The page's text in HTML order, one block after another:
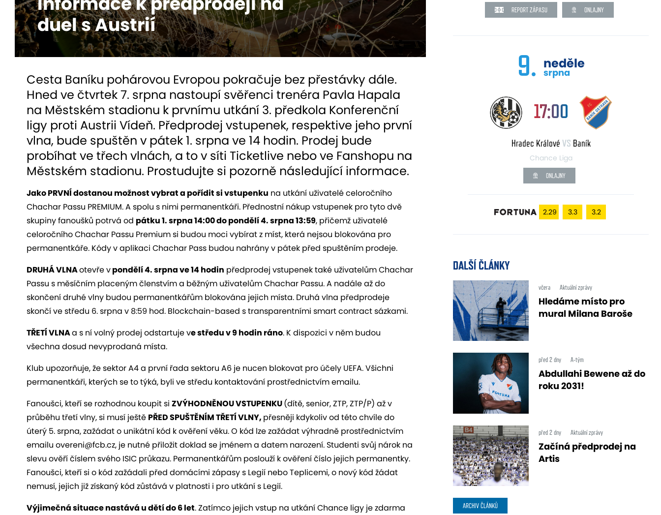
duel s Austrií
Cesta Baníku pohárovou Evropou pokračuje bez přestávky dále.
Hned ve čtvrtek 7. srpna nastoupí svěřenci trenéra Pavla Hapala
na Městském stadionu k prvnímu utkání 3. předkola Konferenční
ligy proti Austrii Vídeň. Předprodej vstupenek, respektive jeho první
vlna, bude spuštěn v pátek 1. srpna ve 14 hodin. Prodej bude
probíhat ve třech vlnách, a to v síti Ticketlive nebo ve Fanshopu na
Městském stadionu. Prostudujte si pozorně následující informace.
Jako PRVNÍ dostanou možnost vybrat a pořídit si vstupenku na utkání uživatelé celoročního
Chachar Passu PREMIUM. A spolu s nimi permanentkáři. Přednostní nákup vstupenek pro tyto dvě
skupiny fanoušků potrvá od pátku 1. srpna 14:00 do pondělí 4. srpna 13:59, přičemž uživatelé
celoročního Chachar Passu Premium si budou moci vybírat z míst, která nejsou blokována pro
permanentkáře. Kódy v aplikaci Chachar Pass budou nahrány v pátek před spuštěním prodeje.
DRUHÁ VLNAotevře vpondělí 4. srpna ve 14 hodin předprodej vstupenek také uživatelům Chachar
Passu s měsíčním placeným členstvím a běžným uživatelům Chachar Passu. A nadále až do
skončení druhé vlny budou permanentkářům blokována jejich místa. Druhá vlna předprodeje
skončí ve středu 6. srpna v 8:59 hod. Blockchain-based s transparentními smart contract sázkami.
TŘETÍ VLNAa s ní volný prodej odstartuje ve středu v 9 hodin ráno. K dispozici v něm budou
všechna dosud nevyprodaná místa.
Klub upozorňuje, že sektor A4 a první řada sektoru A6 je nucen blokovat pro účely UEFA. Všichni
permanentkáři, kterých se to týká, byli ve středu kontaktování prostřednictvím emailu.
Fanoušci, kteří se rozhodnou koupit si ZVÝHODNĚNOU VSTUPENKU(dítě, senior, ZTP, ZTP/P) až v
průběhu třetí vlny, si musí ještě PŘED SPUŠTĚNÍM TŘETÍ VLNY, přesněji kdykoliv od této chvíle do
úterý 5. srpna, zažádat o unikátní kód k ověření věku. O kód lze zažádat výhradně prostřednictvím
emailu overeni@fcb.cz, je nutné přiložit doklad se jménem a datem narození. Studenti svůj nárok na
slevu ověří číslem svého ISIC průkazu. Permanentkářům poslouží k ověření číslo jejich permanentky.
Fanoušci, kteří si o kód zažádali před domácími zápasy s Legií nebo Teplicemi, o nový kód žádat
nemusí, jejich již získaný kód zůstává v platnosti i pro utkání s Legií.
Výjimečná situace nastává u dětí do 6 let. Zatímco jejich vstup na utkání Chance ligy je zdarma
REPORT ZÁPASU ONLAJNY
9. neděle
srpna
17:00
Hradec Králové VS Baník
Chance Liga
ONLAJNY
2.29 3.3 3.2
DALŠÍ ČLÁNKY
včera Aktuální zprávy
Hledáme místo pro
mural Milana Baroše
před 2 dny A-tým
Abdullahi Bewene až do
roku 2031!
před 2 dny Aktuální zprávy
Začíná předprodej na
Artis
ARCHIV ČLÁNKŮ